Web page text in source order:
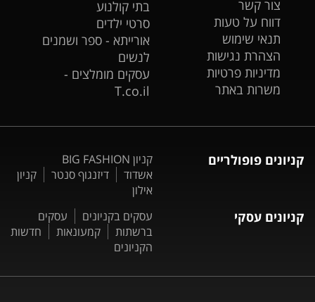
צור קשר
דווח על טעות
תנאי שימוש
הצהרת נגישות
מדיניות פרטיות
משרות באתר
בתי קולנוע
סרטי ילדים
אורייתא - ספר ושמנים
לנשים
עסקים מומלצים -
T.co.il
קניונים פופולריים
קניון BIG FASHION
אשדוד
דיזנגוף סנטר
קניון
אילון
קניונים עסקי עסקים בקניונים
עסקים
ברשתות
קמעונאות
חדשות
הקניונים